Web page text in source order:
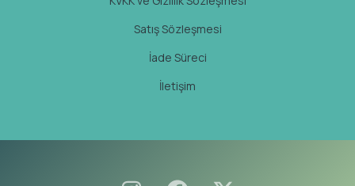
Satış Sözleşmesi
İade Süreci
İletişim